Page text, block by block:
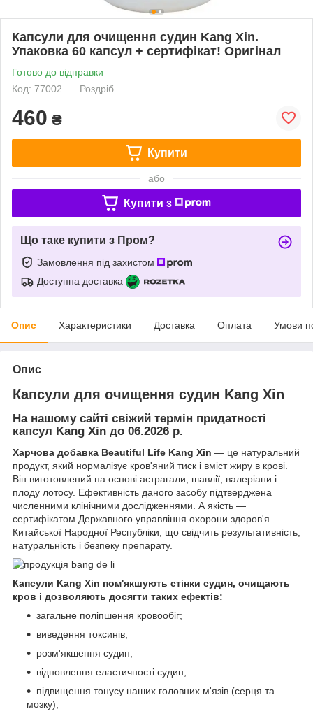
Капсули для очищення судин Kang Xin.
Упаковка 60 капсул + сертифікат! Оригінал
Готово до відправки
Код: 77002
Роздріб
460 ₴
Купити
або
Купити з
Що таке купити з Пром?
Замовлення під захистом
Доступна доставка
Опис Характеристики Доставка Оплата Умови
Опис
Капсули для очищення судин Kang Xin
На нашому сайті свіжий термін придатності
капсул Kang Xin до 06.2026 р.
Харчова добавка Beautiful Life Kang Xin ― це натуральний
продукт, який нормалізує кров'яний тиск і вміст жиру в крові.
Він виготовлений на основі астрагали, шавлії, валеріани і
плоду лотосу. Ефективність даного засобу підтверджена
численними клінічними дослідженнями. А якість ―
сертифікатом Державного управління охорони здоров'я
Китайської Народної Республіки, що свідчить результативність,
натуральність і безпеку препарату.
Капсули Kang Xin пом'якшують стінки судин, очищають
кров і дозволяють досягти таких ефектів:
загальне поліпшення кровообіг;
виведення токсинів;
розм'якшення судин;
відновлення еластичності судин;
підвищення тонусу наших головних м'язів (серця та
мозку);